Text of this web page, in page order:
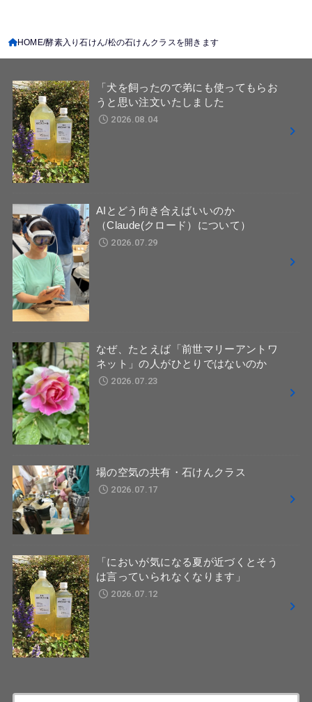
HOME 酵素入り石けん 松の石けんクラスを開きます
「犬を飼ったので弟にも使ってもらお
うと思い注文いたしました
2026.08.04
AIとどう向き合えばいいのか
（Claude(クロード）について）
2026.07.29
なぜ、たとえば「前世マリーアントワ
ネット」の人がひとりではないのか
2026.07.23
場の空気の共有・石けんクラス
2026.07.17
「においが気になる夏が近づくとそう
は言っていられなくなります」
2026.07.12